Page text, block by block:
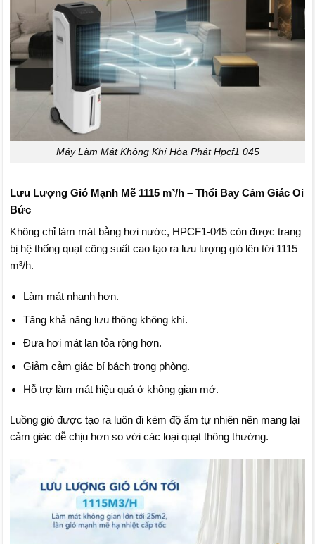
Máy Làm Mát Không Khí Hòa Phát Hpcf1 045
Lưu Lượng Gió Mạnh Mẽ 1115 m³/h – Thổi Bay Cảm Giác Oi
Bức
Không chỉ làm mát bằng hơi nước, HPCF1-045 còn được trang
bị hệ thống quạt công suất cao tạo ra lưu lượng gió lên tới 1115
m³/h.
Làm mát nhanh hơn.
Tăng khả năng lưu thông không khí.
Đưa hơi mát lan tỏa rộng hơn.
Giảm cảm giác bí bách trong phòng.
Hỗ trợ làm mát hiệu quả ở không gian mở.
Luồng gió được tạo ra luôn đi kèm độ ẩm tự nhiên nên mang lại
cảm giác dễ chịu hơn so với các loại quạt thông thường.